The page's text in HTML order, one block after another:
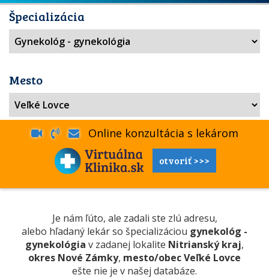
Špecializácia
Mesto
Online konzultácia s lekárom
otvoriť >>>
Je nám ľúto, ale zadali ste zlú adresu,
alebo hľadaný lekár so špecializáciou gynekológ -
gynekológia v zadanej lokalite Nitrianský kraj,
okres Nové Zámky, mesto/obec Veľké Lovce
ešte nie je v našej databáze.